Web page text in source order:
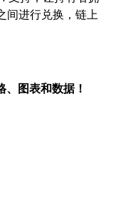
间进行兑换，链上
图表和数据！